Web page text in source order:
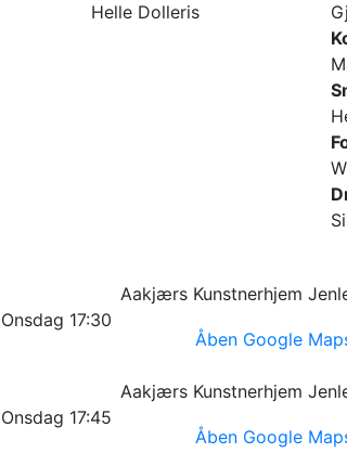
Helle Dolleris
Onsdag 17:30
Aakjærs Kunstnerhjem
Åben Google
Onsdag 17:45
Aakjærs Kunstnerhjem
Åben Google